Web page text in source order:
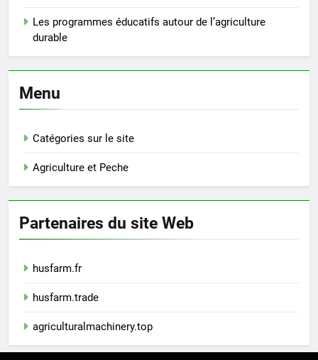
Les programmes éducatifs autour de l’agriculture
durable
Menu
Catégories sur le site
Agriculture et Peche
Partenaires du site Web
husfarm.fr
husfarm.trade
agriculturalmachinery.top